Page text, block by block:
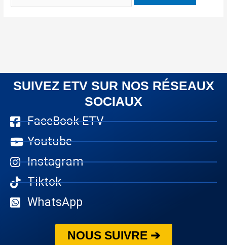
SUIVEZ ETV SUR NOS RÉSEAUX
SOCIAUX
FaceBook ETV
Youtube
Instagram
Tiktok
WhatsApp
NOUS SUIVRE ➔